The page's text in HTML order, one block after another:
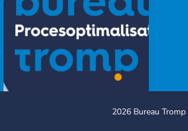
2026 Bureau Tromp